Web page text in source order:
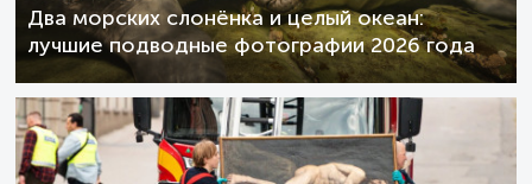
Два морских слонёнка и целый океан:
лучшие подводные фотографии 2026 года